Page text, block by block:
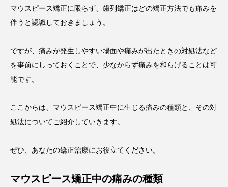
マウスピース矯正に限らず、歯列矯正はどの矯正方法でも痛みを
伴うと認識しておきましょう。
ですが、痛みが発生しやすい場面や痛みが出たときの対処法など
を事前にしっておくことで、少なからず痛みを和らげることは可
能です。
ここからは、マウスピース矯正中に生じる痛みの種類と、その対
処法についてご紹介していきます。
ぜひ、あなたの矯正治療にお役立てください。
マウスピース矯正中の痛みの種類